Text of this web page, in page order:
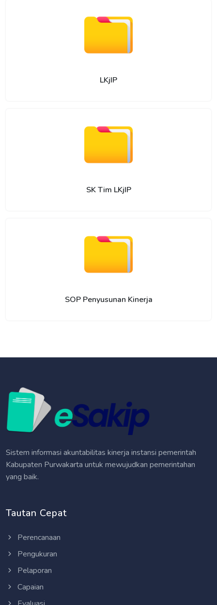
LKjIP
SK Tim LKjIP
SOP Penyusunan Kinerja
Sistem informasi akuntabilitas kinerja instansi pemerintah
Kabupaten Purwakarta untuk mewujudkan pemerintahan
yang baik.
Tautan Cepat
Perencanaan
Pengukuran
Pelaporan
Capaian